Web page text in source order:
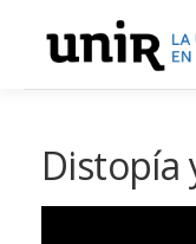
content
Distopía